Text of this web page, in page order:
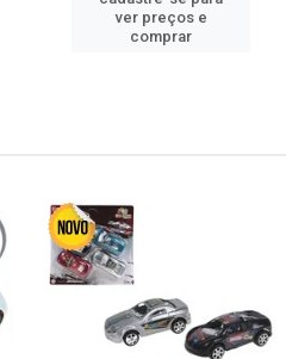
ver preços e
comprar